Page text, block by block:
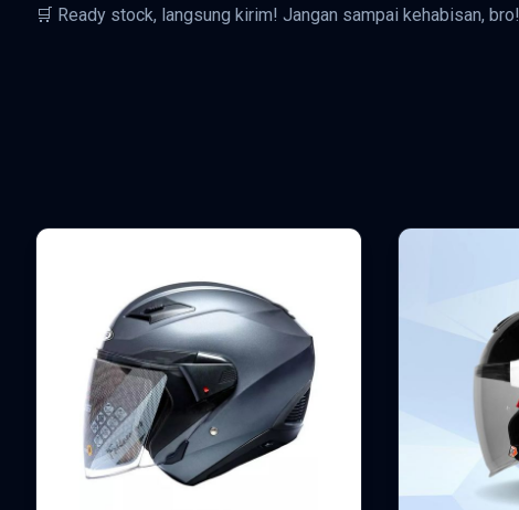
🛒 Ready stock, langsung kirim! Jangan sampai kehabisan, bro!